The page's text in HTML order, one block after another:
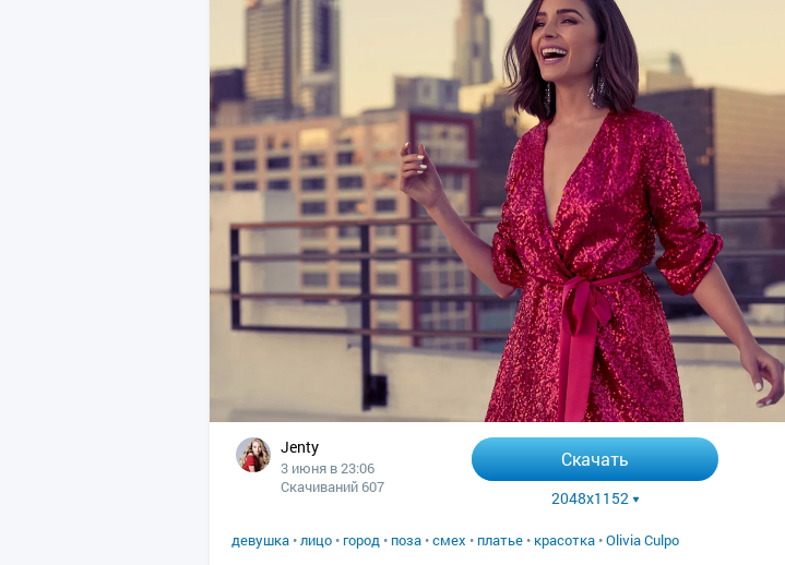
Jenty
3 июня в 23:06
Скачиваний 607
Скачать
2048x1152
девушка •лицо • город • поза •смех • платье • красотка •Olivia Culpo